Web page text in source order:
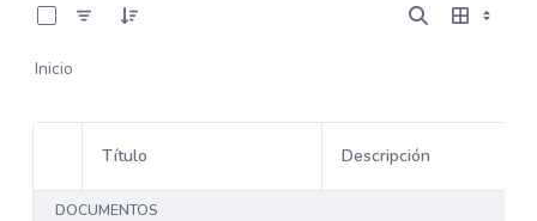
Inicio
Selección del elemento
Título Descripción
DOCUMENTOS